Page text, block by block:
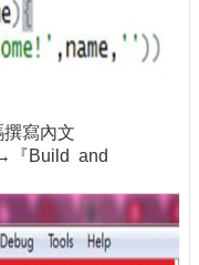
寫內文
『Build and